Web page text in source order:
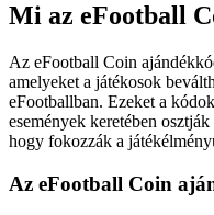
Mi az eFootball
Az eFootball Coin
amelyeket a játékosok
eFootballban. Ezeket a
események keretében
hogy fokozzák a
Az eFootball Coin